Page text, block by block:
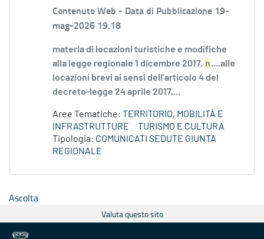
Contenuto Web - Data di Pubblicazione 19-
mag-2026 19.18
materia di locazioni turistiche e modifiche
alla legge regionale 1 dicembre 2017, n....alle
locazioni brevi ai sensi dell’articolo 4 del
decreto-legge 24 aprile 2017,...
Aree Tematiche: TERRITORIO, MOBILITÀ E
INFRASTRUTTURE
TURISMO E CULTURA
Tipologia: COMUNICATI SEDUTE GIUNTA
REGIONALE
Ascolta
Valuta questo sito